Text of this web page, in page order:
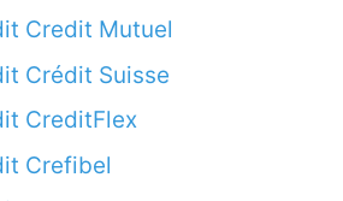
Credit Mutuel
Crédit Suisse
CreditFlex
Crefibel